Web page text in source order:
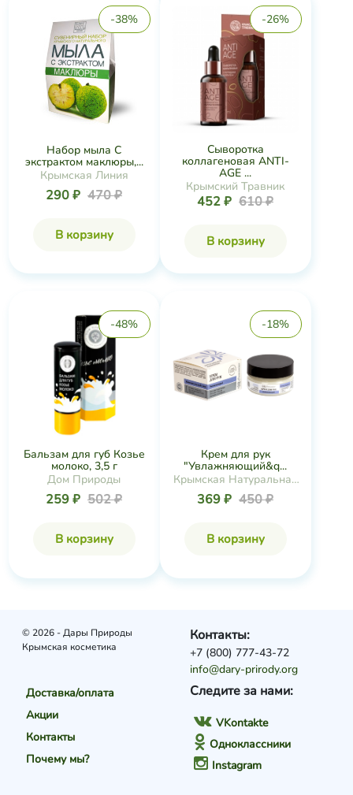
-38%
Набор мыла С
экстрактом маклюры,...
Крымская Линия
290 ₽ 470 ₽
В корзину
-26%
Сыворотка
коллагеновая ANTI-
AGE ...
Крымский Травник
452 ₽ 610 ₽
В корзину
-48%
Бальзам для губ Козье
молоко, 3,5 г
Дом Природы
259 ₽ 502 ₽
В корзину
-18%
Крем для рук
"Увлажняющий&q...
Крымская Натуральная
Коллекция
369 ₽ 450 ₽
В корзину
© 2026 - Дары Природы
Крымская косметика
Доставка/оплата
Акции
Контакты
Почему мы?
Следите за нами:
VKontakte
Одноклассники
Instagram
Контакты:
+7 (800) 777-43-72
info@dary-prirody.org